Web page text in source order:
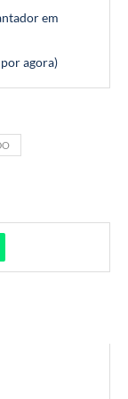
em
agora)